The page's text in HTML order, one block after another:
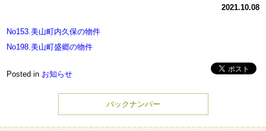
2021.10.08
No153.美山町内久保の物件
No198.美山町盛郷の物件
Posted in お知らせ
バックナンバー